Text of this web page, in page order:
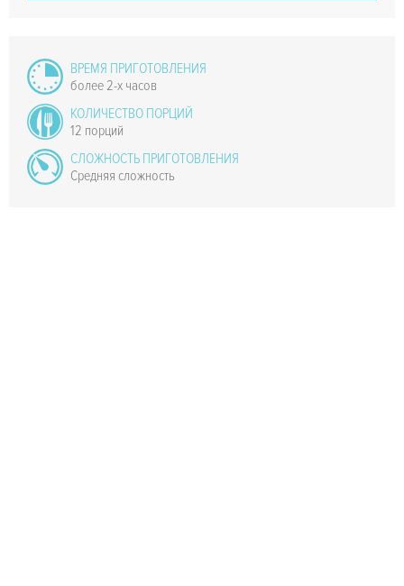
ВРЕМЯ ПРИГОТОВЛЕНИЯ
более 2-х часов
КОЛИЧЕСТВО ПОРЦИЙ
12 порций
СЛОЖНОСТЬ ПРИГОТОВЛЕНИЯ
Средняя сложность